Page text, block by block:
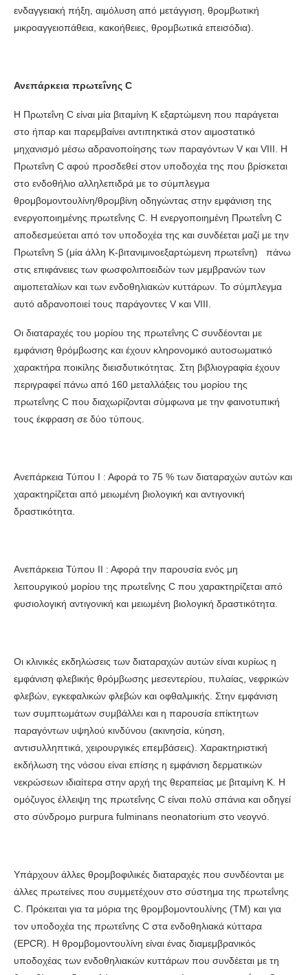
ενδαγγειακή πήξη, αιμόλυση από μετάγγιση, θρομβωτική
μικροαγγειοπάθεια, κακοήθειες, θρομβωτικά επεισόδια).
Ανεπάρκεια πρωτεΐνης C
Η Πρωτεΐνη C είναι μία βιταμίνη Κ εξαρτώμενη που παράγεται
στο ήπαρ και παρεμβαίνει αντιπηκτικά στον αιμοστατικό
μηχανισμό μέσω αδρανοποίησης των παραγόντων V και VIII. Η
Πρωτεΐνη C αφού προσδεθεί στον υποδοχέα της που βρίσκεται
στο ενδοθήλιο αλληλεπιδρά με το σύμπλεγμα
θρομβομοντουλίνη/θρομβίνη οδηγώντας στην εμφάνιση της
ενεργοποιημένης πρωτεΐνης C. Η ενεργοποιημένη Πρωτεΐνη C
αποδεσμεύεται από τον υποδοχέα της και συνδέεται μαζί με την
Πρωτεΐνη S (μία άλλη Κ-βιτανιμινοεξαρτώμενη πρωτεΐνη) πάνω
στις επιφάνειες των φωσφολιποειδών των μεμβρανών των
αιμοπεταλίων και των ενδοθηλιακών κυττάρων. Το σύμπλεγμα
αυτό αδρανοποιεί τους παράγοντες V και VIII.
Οι διαταραχές του μορίου της πρωτεΐνης C συνδέονται με
εμφάνιση θρόμβωσης και έχουν κληρονομικό αυτοσωματικό
χαρακτήρα ποικίλης διεισδυτικότητας. Στη βιβλιογραφία έχουν
περιγραφεί πάνω από 160 μεταλλάξεις του μορίου της
πρωτεΐνης C που διαχωρίζονται σύμφωνα με την φαινοτυπική
τους έκφραση σε δύο τύπους.
Ανεπάρκεια Τύπου Ι : Αφορά το 75 % των διαταραχών αυτών και
χαρακτηρίζεται από μειωμένη βιολογική και αντιγονική
δραστικότητα.
Ανεπάρκεια Τύπου ΙΙ : Αφορά την παρουσία ενός μη
λειτουργικού μορίου της πρωτεΐνης C που χαρακτηρίζεται από
φυσιολογική αντιγονική και μειωμένη βιολογική δραστικότητα.
Οι κλινικές εκδηλώσεις των διαταραχών αυτών είναι κυρίως η
εμφάνιση φλεβικής θρόμβωσης μεσεντερίου, πυλαίας, νεφρικών
φλεβών, εγκεφαλικών φλεβών και οφθαλμικής. Στην εμφάνιση
των συμπτωμάτων συμβάλλει και η παρουσία επίκτητων
παραγόντων υψηλού κινδύνου (ακινησία, κύηση,
αντισυλληπτικά, χειρουργικές επεμβάσεις). Χαρακτηριστική
εκδήλωση της νόσου είναι επίσης η εμφάνιση δερματικών
νεκρώσεων ιδιαίτερα στην αρχή της θεραπείας με βιταμίνη Κ. Η
ομόζυγος έλλειψη της πρωτεΐνης C είναι πολύ σπάνια και οδηγεί
στο σύνδρομο purpura fulminans neonatorium στο νεογνό.
Υπάρχουν άλλες θρομβοφιλικές διαταραχές που συνδέονται με
άλλες πρωτείνες που συμμετέχουν στο σύστημα της πρωτεΐνης
C. Πρόκειται για τα μόρια της θρομβομοντουλίνης (TM) και για
τον υποδοχέα της πρωτεΐνης C στα ενδοθηλιακά κύτταρα
(EPCR). Η θρομβομοντουλίνη είναι ένας διαμεμβρανικός
υποδοχέας των ενδοθηλιακών κυττάρων που συνδέεται με τη